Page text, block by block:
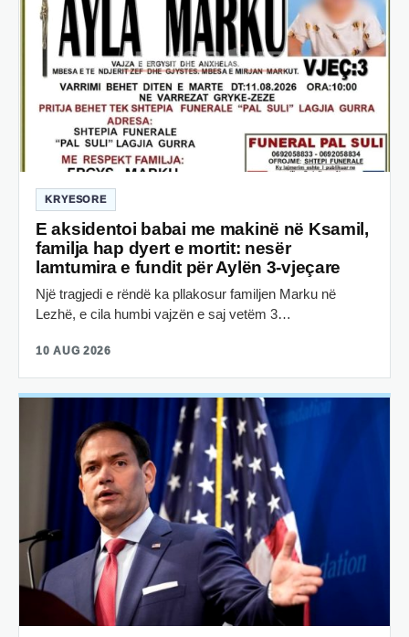
KRYESORE
E aksidentoi babai me makinë në Ksamil,
familja hap dyert e mortit: nesër
lamtumira e fundit për Aylën 3-vjeçare
Një tragjedi e rëndë ka pllakosur familjen Marku në
Lezhë, e cila humbi vajzën e saj vetëm 3…
10 AUG 2026